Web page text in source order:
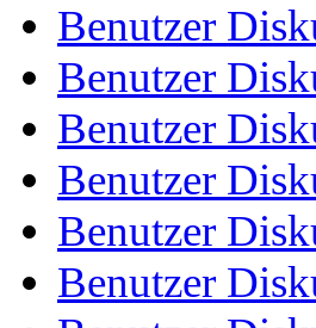
Benutzer
Benutzer
Benutzer
Benutzer
Benutzer
Benutzer